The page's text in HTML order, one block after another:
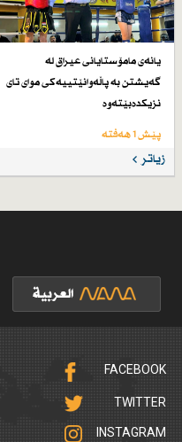
یانەی مامۆستایانی عیراق لە
گەیشتن بە پاڵەوانێتییەكی موای تای
نزیكدەبێتەوە
پێش 1 هەفتە
زیاتر
FACEBOOK
TWITTER
INSTAGRAM